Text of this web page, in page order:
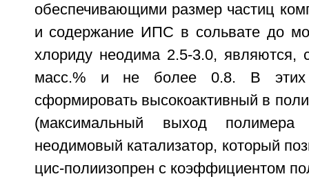
обеспечивающими размер частиц
и содержание ИПС в сольвате до
хлориду неодима 2.5-3.0, являются,
масс.% и не более 0.8. В этих
сформировать высокоактивный в
(максимальный выход
неодимовый катализатор, который
цис-полиизопрен с коэффициентом